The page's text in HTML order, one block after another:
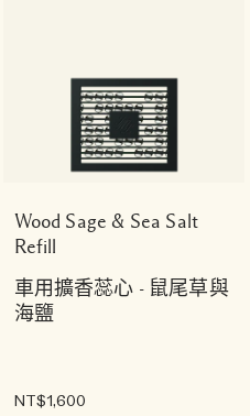
Wood Sage & Sea Salt
Refill
車用擴香蕊心 - 鼠尾草與
海鹽
NT$1,600